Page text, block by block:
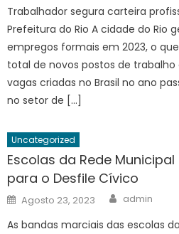
Trabalhador segura carteira
Prefeitura do Rio A cidade do Rio
empregos formais em 2023, o
total de novos postos de trabalho
vagas criadas no Brasil no ano
no setor de […]
Uncategorized
Escolas da Rede
para o Desfile Cívico
Posted
on
Agosto 23, 2023 Author
admin
As bandas marciais das escolas